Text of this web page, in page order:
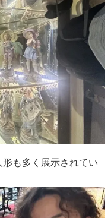
も多く展示されてい